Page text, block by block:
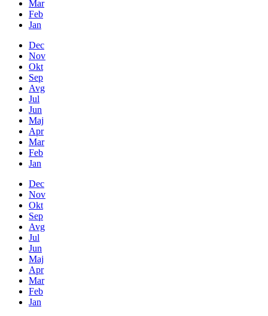
Mar
Feb
Jan
Dec
Nov
Okt
Sep
Avg
Jul
Jun
Maj
Apr
Mar
Feb
Jan
Dec
Nov
Okt
Sep
Avg
Jul
Jun
Maj
Apr
Mar
Feb
Jan